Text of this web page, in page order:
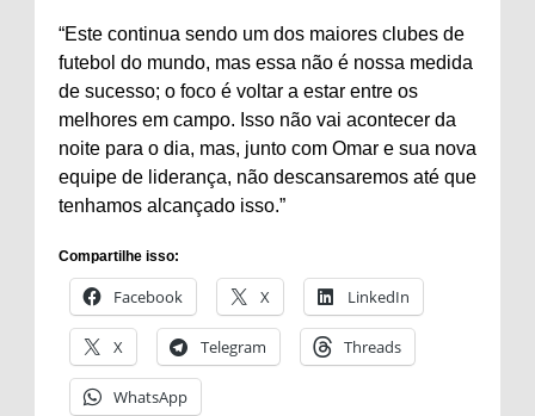
“Este continua sendo um dos maiores clubes de
futebol do mundo, mas essa não é nossa medida
de sucesso; o foco é voltar a estar entre os
melhores em campo. Isso não vai acontecer da
noite para o dia, mas, junto com Omar e sua nova
equipe de liderança, não descansaremos até que
tenhamos alcançado isso.”
Compartilhe isso:
Facebook X LinkedIn
X Telegram Threads
WhatsApp